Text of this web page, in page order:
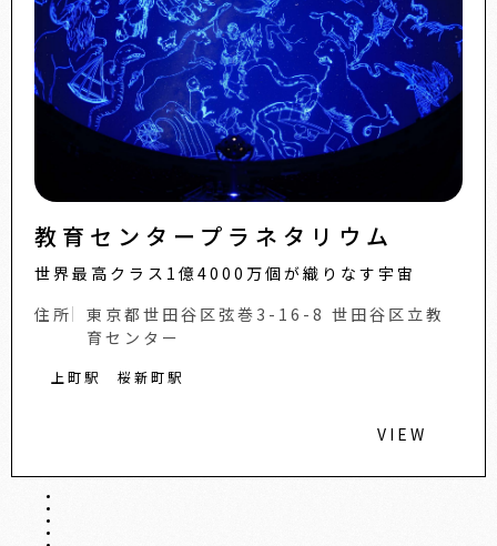
教育センタープラネタリウム
世界最高クラス1億4000万個が織りなす宇宙
住所
東京都世田谷区弦巻3-16-8 世田谷区立教
育センター
上町駅 桜新町駅
VIEW